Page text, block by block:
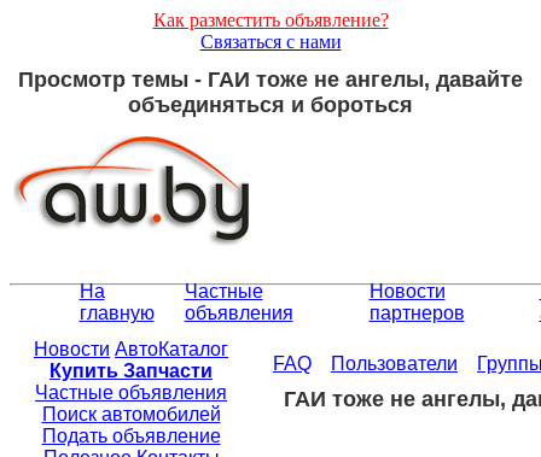
Как разместить объявление?
Связаться с нами
Просмотр темы - ГАИ тоже не ангелы, давайте
объединяться и бороться
На
главную
Частные
объявления
Новости
партнеров
Новости АвтоКаталог
Купить Запчасти
Частные объявления
Поиск автомобилей
Подать объявление
FAQ Пользователи
ГАИ тоже не ангелы,